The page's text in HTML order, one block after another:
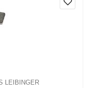
LEIBINGER